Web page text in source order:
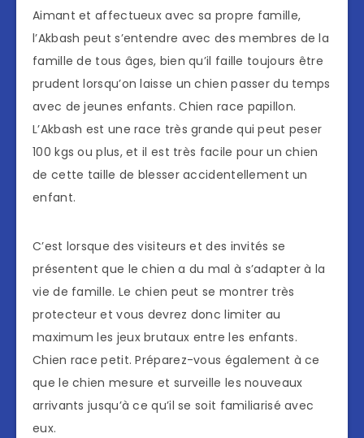
Aimant et affectueux avec sa propre famille,
l’Akbash peut s’entendre avec des membres de la
famille de tous âges, bien qu’il faille toujours être
prudent lorsqu’on laisse un chien passer du temps
avec de jeunes enfants. Chien race papillon.
L’Akbash est une race très grande qui peut peser
100 kgs ou plus, et il est très facile pour un chien
de cette taille de blesser accidentellement un
enfant.
C’est lorsque des visiteurs et des invités se
présentent que le chien a du mal à s’adapter à la
vie de famille. Le chien peut se montrer très
protecteur et vous devrez donc limiter au
maximum les jeux brutaux entre les enfants.
Chien race petit. Préparez-vous également à ce
que le chien mesure et surveille les nouveaux
arrivants jusqu’à ce qu’il se soit familiarisé avec
eux.